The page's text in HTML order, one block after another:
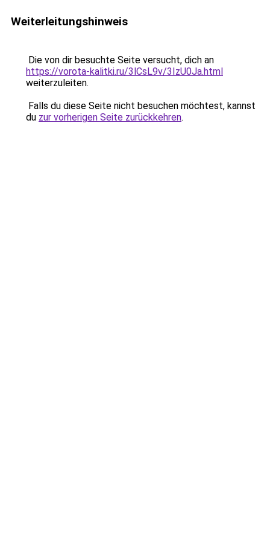
Weiterleitungshinweis
Die von dir besuchte Seite versucht, dich an
https://vorota-kalitki.ru/3lCsL9v/3IzU0Ja.html
weiterzuleiten.
Falls du diese Seite nicht besuchen möchtest, kannst
du zur vorherigen Seite zurückkehren.